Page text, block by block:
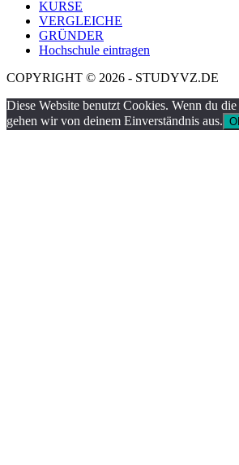
KURSE
VERGLEICHE
GRÜNDER
Hochschule eintragen
COPYRIGHT © 2026 - STUDYVZ.DE
Diese Website benutzt Cookies. Wenn du
gehen wir von deinem Einverständnis aus.